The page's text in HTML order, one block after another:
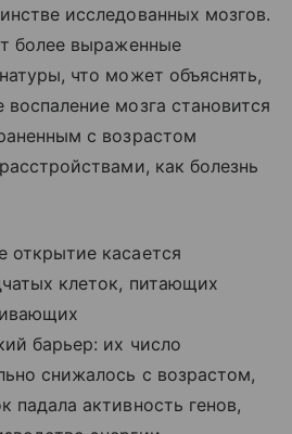
исследованных мозгов.
более выраженные
что может объяснять,
мозга становится
с возрастом
как болезнь
открытие касается
клеток, питающих
барьер: их число
снижалось с возрастом,
падала активность генов,